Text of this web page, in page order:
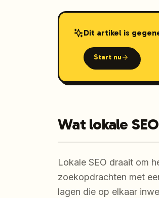
Dit artikel is
Start nu
Wat lokale
Lokale SEO draait om
zoekopdrachten met
lagen die op elkaar